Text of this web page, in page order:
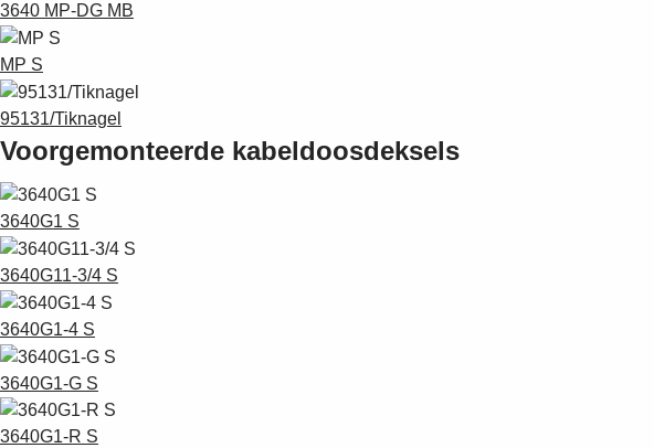
3640 MP-DG MB
MP S
95131/Tiknagel
Voorgemonteerde kabeldoosdeksels
3640G1 S
3640G11-3/4 S
3640G1-4 S
3640G1-G S
3640G1-R S